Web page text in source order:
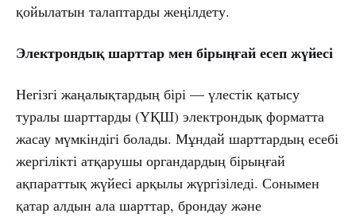
қойылатын талаптарды жеңілдету.
Электрондық шарттар мен бірыңғай есеп жүйесі
Негізгі жаңалықтардың бірі — үлестік қатысу
туралы шарттарды (ҮҚШ) электрондық форматта
жасау мүмкіндігі болады. Мұндай шарттардың есебі
жергілікті атқарушы органдардың бірыңғай
ақпараттық жүйесі арқылы жүргізіледі. Сонымен
қатар алдын ала шарттар, брондау және